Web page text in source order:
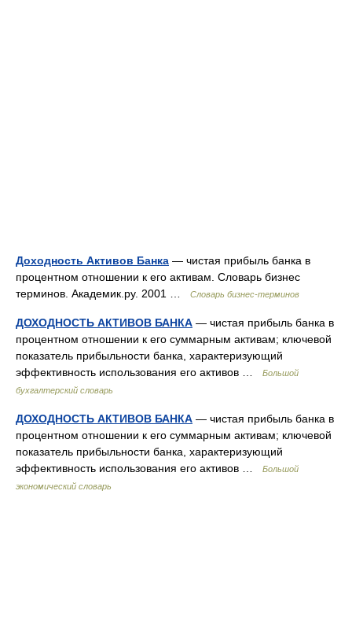
Доходность Активов Банка — чистая прибыль банка в
процентном отношении к его активам. Словарь бизнес
терминов. Академик.ру. 2001 …
Словарь бизнес-терминов
ДОХОДНОСТЬ АКТИВОВ БАНКА — чистая прибыль банка в
процентном отношении к его суммарным активам; ключевой
показатель прибыльности банка, характеризующий
эффективность использования его активов …
Большой
бухгалтерский словарь
ДОХОДНОСТЬ АКТИВОВ БАНКА — чистая прибыль банка в
процентном отношении к его суммарным активам; ключевой
показатель прибыльности банка, характеризующий
эффективность использования его активов …
Большой
экономический словарь